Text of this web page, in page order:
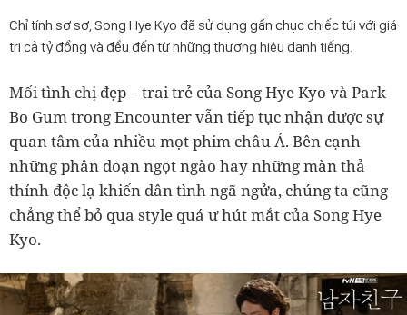
Chỉ tính sơ sơ, Song Hye Kyo đã sử dụng gần chục chiếc túi với giá
trị cả tỷ đồng và đều đến từ những thương hiệu danh tiếng.
Mối tình chị đẹp – trai trẻ của Song Hye Kyo và Park
Bo Gum trong Encounter vẫn tiếp tục nhận được sự
quan tâm của nhiều mọt phim châu Á. Bên cạnh
những phân đoạn ngọt ngào hay những màn thả
thính độc lạ khiến dân tình ngã ngửa, chúng ta cũng
chẳng thể bỏ qua style quá ư hút mắt của Song Hye
Kyo.